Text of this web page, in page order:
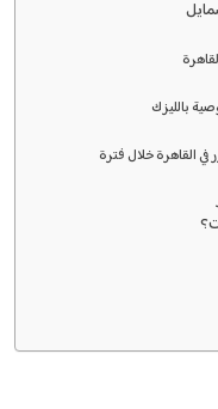
بالليزك
في القاهرة خلال فترة